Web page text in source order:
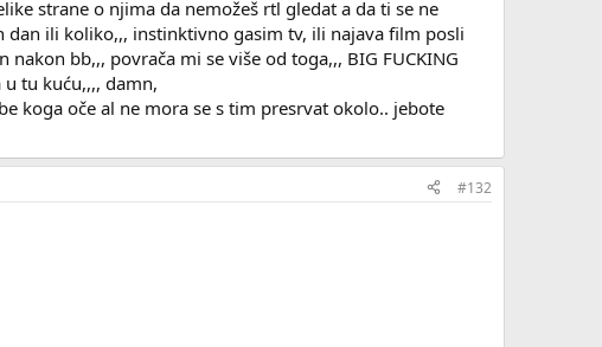
strane o njima da nemožeš rtl gledat a da ti se ne
ili koliko,,, instinktivno gasim tv, ili najava film posli
bb,,, povrača mi se više od toga,,, BIG FUCKING
tu kuću,,,, damn,
koga oče al ne mora se s tim presrvat okolo.. jebote
#132